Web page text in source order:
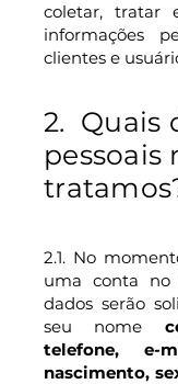
coletar, tratar
informações
clientes e
2. Quais
pessoais
2.1. No
uma conta no
dados serão
seu nome
telefone, e-
nascimento,